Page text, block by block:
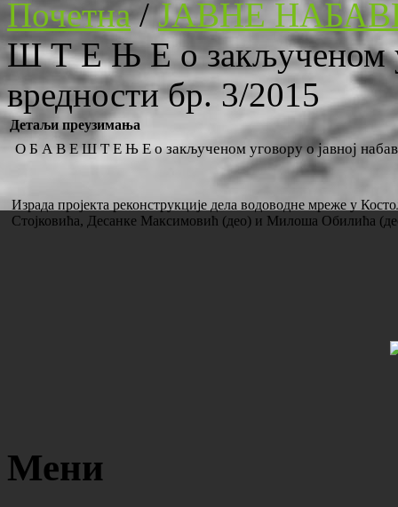
Почетна/ЈАВНЕ
Ш Т Е Њ Е о закљученом
вредности бр. 3/2015
Детаљи преузимања
О Б А В Е Ш Т Е Њ Е о закљученом уговору о јавној
Израда пројекта реконструкције дела водоводне мреже у
Стојковића, Десанке Максимовић (део) и Милоша Обилића
Мени